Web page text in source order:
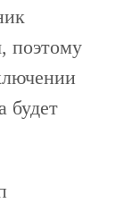
поэтому
будет